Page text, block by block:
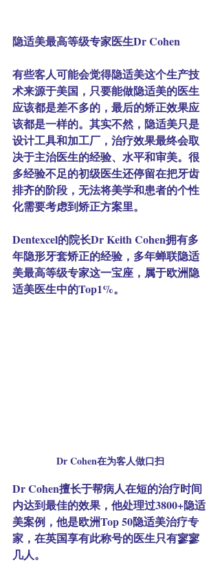
隐适美最高等级专家医生Dr Cohen
有些客人可能会觉得隐适美这个生产技
术来源于美国，只要能做隐适美的医生
应该都是差不多的，最后的矫正效果应
该都是一样的。其实不然，隐适美只是
设计工具和加工厂，治疗效果最终会取
决于主治医生的经验、水平和审美。很
多经验不足的初级医生还停留在把牙齿
排齐的阶段，无法将美学和患者的个性
化需要考虑到矫正方案里。
Dentexcel的院长Dr Keith Cohen拥有多
年隐形牙套矫正的经验，多年蝉联隐适
美最高等级专家这一宝座，属于欧洲隐
适美医生中的Top1%。
Dr Cohen在为客人做口扫
Dr Cohen擅长于帮病人在短的治疗时间
内达到最佳的效果，他处理过3800+隐适
美案例，他是欧洲Top 50隐适美治疗专
家，在英国享有此称号的医生只有寥寥
几人。